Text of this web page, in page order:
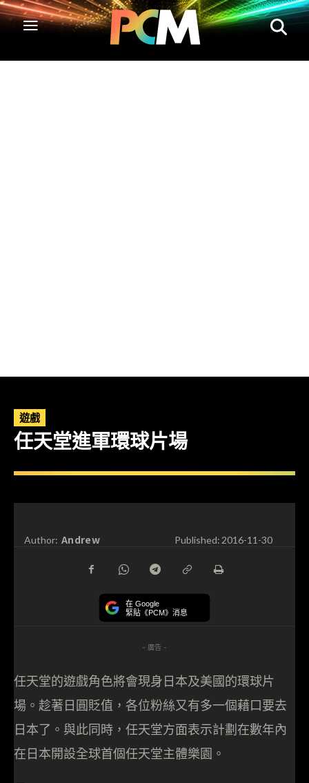
遊戲
任天堂進軍環球片場
Author: Andrew Published:2016-11-30
在 Google
緊貼《PCM》消息
- 廣告 -
任天堂的遊戲角色將會現身日本及美國的環球片
場。趁著日圓貶值，各位粉絲又有多一個藉口要去
日本了。與此同時，任天堂方面表示計劃在數年內
在日本開設全球首個任天堂主體樂園。